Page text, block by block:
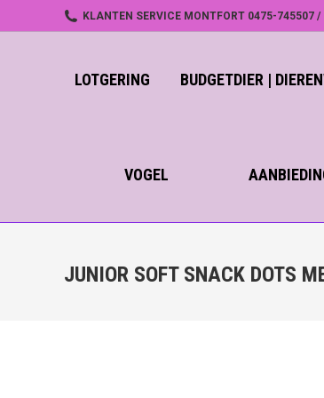
KLANTEN SERVICE MONTFORT 0475-745507 /
LOTGERING BUDGETDIER |
VOGEL
JUNIOR SOFT SNACK DOTS